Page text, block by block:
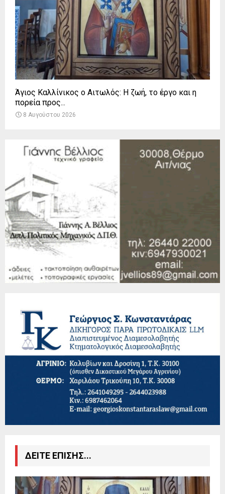
Άγιος Καλλίνικος ο Αιτωλός: Η ζωή, το έργο και η
πορεία προς...
8 Αυγούστου 2026
ΔΕΙΤΕ ΕΠΙΣΗΣ...